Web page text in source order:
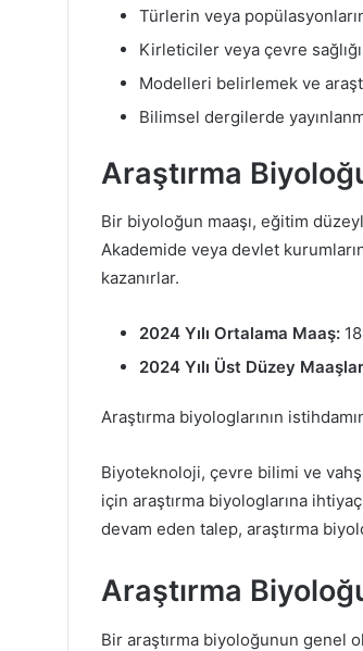
Türlerin veya
Kirleticiler veya çevre
Modelleri belirlemek ve
Bilimsel dergilerde
Araştırma
Bir biyoloğun maaşı, eğitim
Akademide veya devlet
kazanırlar.
2024 Yılı Ortalama Maaş:
2024 Yılı Üst Düzey
Araştırma biyologlarının
Biyoteknoloji, çevre bilimi ve
için araştırma biyologlarına
devam eden talep, araştırma
Araştırma
Bir araştırma biyoloğunun genel